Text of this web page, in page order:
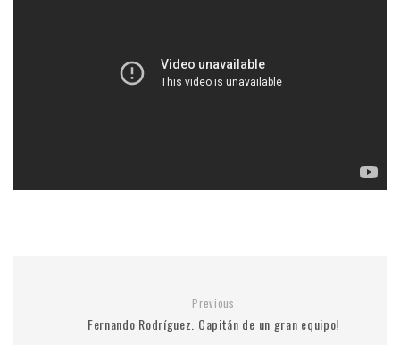
Previous
Fernando Rodríguez. Capitán de un gran equipo!